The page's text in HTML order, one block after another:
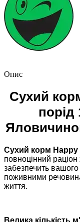
Опис
Сухий
порід
Сухий корм Happy
повноцінний
забезпечить
поживними
життя.
Велика кількість